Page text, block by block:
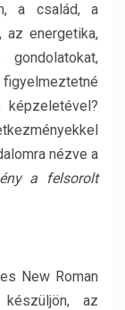
a család, a
az energetika,
figyelmeztetné
nézve a
a felsorolt
New Roman
az